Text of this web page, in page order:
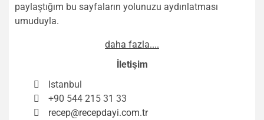
paylaştığım bu sayfaların yolunuzu aydınlatması
umuduyla.
daha fazla....
İletişim
Istanbul
+90 544 215 31 33
recep@recepdayi.com.tr